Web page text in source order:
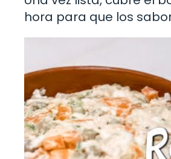
hora para que los